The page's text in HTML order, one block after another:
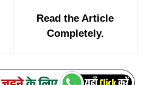
Read the Article
Completely.